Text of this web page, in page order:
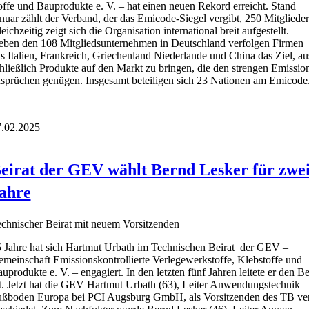
und Bau­pro­duk­te e. V. – hat einen neu­en Rekord erreicht. Stand
zählt der Ver­band, der das Emi­code-Sie­gel ver­gibt, 250
zeigt sich die Orga­ni­sa­ti­on inter­na­tio­nal breit auf­ge­stellt.
den 108 Mitglieds­unternehmen in Deutsch­land ver­fol­gen Fir­men
Ita­li­en, Frank­reich, Grie­chen­land Nie­der­lan­de und Chi­na das Ziel,
Pro­duk­te auf den Markt zu brin­gen, die den stren­gen
genü­gen. Ins­ge­samt betei­li­gen sich 23 Natio­nen am
der GEV wählt Bernd Lesker für
Bei­rat mit neu­em Vor­sit­zen­den
Jah­re hat sich Hart­mut Urbath im Tech­ni­schen Bei­rat der GEV –
Emis­si­ons­kon­trol­lier­te Ver­le­ge­werk­stof­fe, Kleb­stof­fe und
e. V. – enga­giert. In den letz­ten fünf Jah­ren lei­te­te er den
Jetzt hat die GEV Hart­mut Urbath (63), Lei­ter Anwen­dungs­tech­nik
Euro­pa bei PCI Augs­burg GmbH, als Vor­sit­zen­den des TB